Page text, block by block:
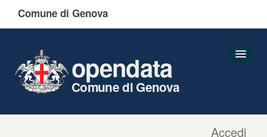
Comune di Genova
Accedi
opendata
Comune di Genova